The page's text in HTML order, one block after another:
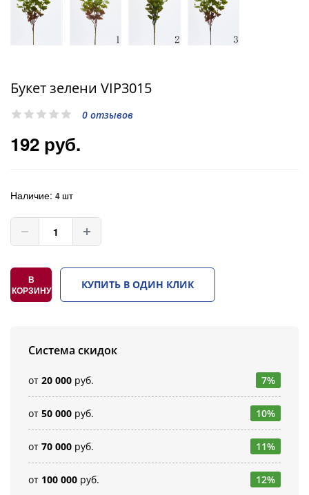
Букет зелени VIP3015
0 отзывов
192 руб.
Наличие: 4 шт
В
КОРЗИНУ
КУПИТЬ В ОДИН КЛИК
Система скидок
от 20 000 руб. 7%
от 50 000 руб. 10%
от 70 000 руб. 11%
от 100 000 руб. 12%